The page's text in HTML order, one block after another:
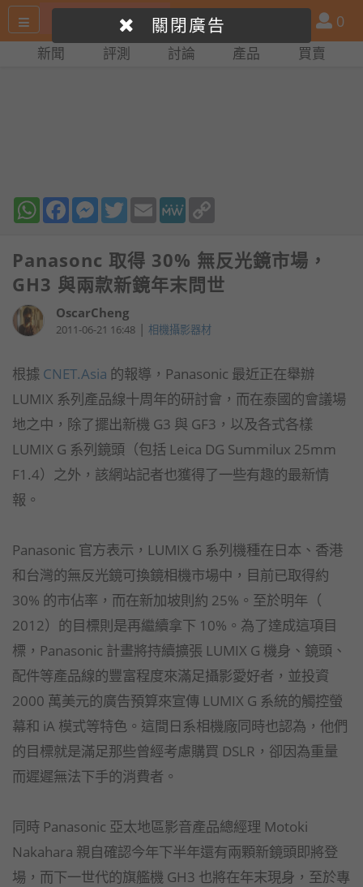
尋
產
品
比
會
員
0
新聞 評測 討論 產品 買賣
WhatsAppFacebookMessenger
TwitterEmail MeWe
Panasonc 取得 30% 無反光鏡市場，
GH3 與兩款新鏡年末問世
OscarCheng
2011-06-21 16:48 | 相機攝影器材
根據 CNET.Asia 的報導，Panasonic 最近正在舉辦
LUMIX 系列產品線十周年的研討會，而在泰國的會議場
地之中，除了擺出新機 G3 與 GF3，以及各式各樣
LUMIX G 系列鏡頭（包括 Leica DG Summilux 25mm
F1.4）之外，該網站記者也獲得了一些有趣的最新情
報。
Panasonic 官方表示，LUMIX G 系列機種在日本、香港
和台灣的無反光鏡可換鏡相機市場中，目前已取得約
30% 的市佔率，而在新加坡則約 25%。至於明年（
2012）的目標則是再繼續拿下 10%。為了達成這項目
標，Panasonic 計畫將持續擴張 LUMIX G 機身、鏡頭、
配件等產品線的豐富程度來滿足攝影愛好者，並投資
2000 萬美元的廣告預算來宣傳 LUMIX G 系統的觸控螢
幕和 iA 模式等特色。這間日系相機廠同時也認為，他們
的目標就是滿足那些曾經考慮購買 DSLR，卻因為重量
而遲遲無法下手的消費者。
同時 Panasonic 亞太地區影音產品總經理 Motoki
Nakahara 親自確認今年下半年還有兩顆新鏡頭即將登
場，而下一世代的旗艦機 GH3 也將在年末現身，至於專
關閉廣告